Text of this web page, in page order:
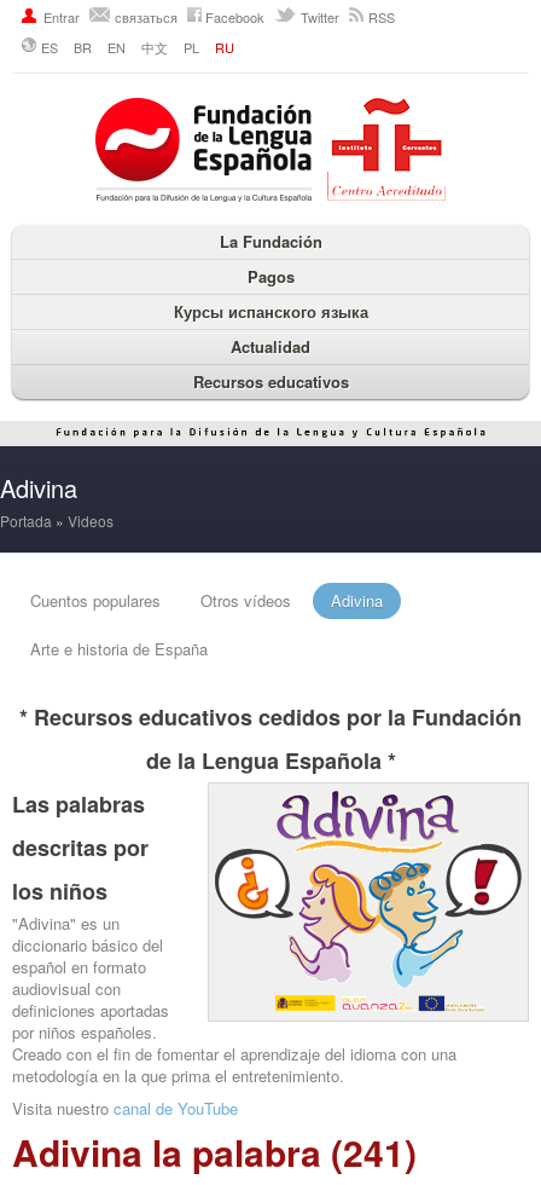
Entrar связаться Facebook Twitter
RSS
ES
BR EN 中文 PL RU
La Fundación
Pagos
Курсы испанского языка
Actualidad
Recursos educativos
Adivina
Portada » Videos
Cuentos populares Otros vídeos Adivina
Arte e historia de España
* Recursos educativos cedidos por la Fundación
de la Lengua Española *
Las palabras
descritas por
los niños
"Adivina" es un
diccionario básico del
español en formato
audiovisual con
definiciones aportadas
por niños españoles.
Creado con el fin de fomentar el aprendizaje del idioma con una
metodología en la que prima el entretenimiento.
Visita nuestro canal de YouTube
Adivina la palabra (241)